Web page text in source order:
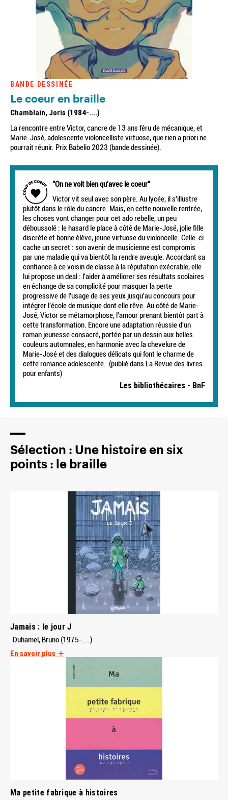
BANDE DESSINÉE
Le coeur en braille
Chamblain, Joris (1984-....)
La rencontre entre Victor, cancre de 13 ans féru de mécanique, et
Marie-José, adolescente violoncelliste virtuose, que rien a priori ne
pourrait réunir. Prix Babelio 2023 (bande dessinée).
"On ne voit bien qu'avec le coeur"
Victor vit seul avec son père. Au lycée, il s'illustre
plutôt dans le rôle du cancre. Mais, en cette nouvelle rentrée,
les choses vont changer pour cet ado rebelle, un peu
déboussolé : le hasard le place à côté de Marie-José, jolie fille
discrète et bonne élève, jeune virtuose du violoncelle. Celle-ci
cache un secret : son avenir de musicienne est compromis
par une maladie qui va bientôt la rendre aveugle. Accordant sa
confiance à ce voisin de classe à la réputation exécrable, elle
lui propose un deal : l'aider à améliorer ses résultats scolaires
en échange de sa complicité pour masquer la perte
progressive de l'usage de ses yeux jusqu'au concours pour
intégrer l'école de musique dont elle rêve. Au côté de Marie-
José, Victor se métamorphose, l'amour prenant bientôt part à
cette transformation. Encore une adaptation réussie d'un
roman jeunesse consacré, portée par un dessin aux belles
couleurs automnales, en harmonie avec la chevelure de
Marie-José et des dialogues délicats qui font le charme de
cette romance adolescente. (publié dans La Revue des livres
pour enfants)
Les bibliothécaires - BnF
Sélection : Une histoire en six
points : le braille
Jamais : le jour J
Duhamel, Bruno (1975-....)
En savoir plus
Ma petite fabrique à histoires